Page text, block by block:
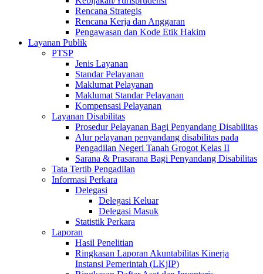
Rencana Strategis
Rencana Kerja dan Anggaran
Pengawasan dan Kode Etik Hakim
Layanan Publik
PTSP
Jenis Layanan
Standar Pelayanan
Maklumat Pelayanan
Maklumat Standar Pelayanan
Kompensasi Pelayanan
Layanan Disabilitas
Prosedur Pelayanan Bagi Penyandang Disabilitas
Alur pelayanan penyandang disabilitas pada
Pengadilan Negeri Tanah Grogot Kelas II
Sarana & Prasarana Bagi Penyandang Disabilitas
Tata Tertib Pengadilan
Informasi Perkara
Delegasi
Delegasi Keluar
Delegasi Masuk
Statistik Perkara
Laporan
Hasil Penelitian
Ringkasan Laporan Akuntabilitas Kinerja
Instansi Pemerintah (LKjIP)